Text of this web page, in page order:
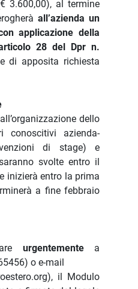
3.600,00), al termine
all’azienda un
applicazione della
28 del Dpr n.
di apposita richiesta
dello
conoscitivi azienda-
di stage) e
svolte entro il
inizierà entro la prima
a fine febbraio
urgentementea
o e-mail
il Modulo